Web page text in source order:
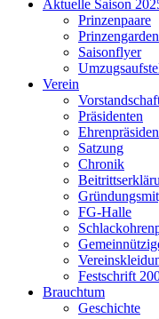
Aktuelle Saison
Prinzenpaare
Prinzengarden
Saisonflyer
Verein
Präsidenten
Satzung
Chronik
FG-Halle
Festschrift
Brauchtum
Geschichte